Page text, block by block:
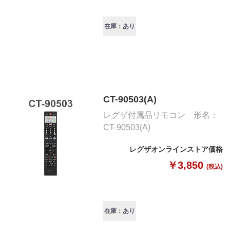
在庫：あり
CT-90503(A)
レグザ付属品リモコン 形名：
CT-90503(A)
レグザオンラインストア価格
￥3,850 (税込)
在庫：あり